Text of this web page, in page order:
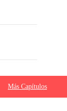
Más Capítulos